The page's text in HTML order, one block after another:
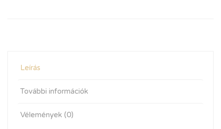
Leírás
További információk
Vélemények (0)